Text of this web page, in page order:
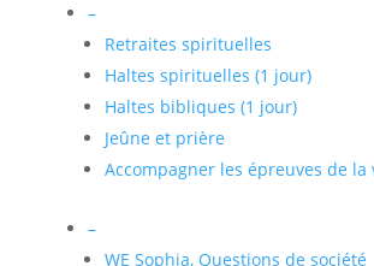
–
Retraites spirituelles
Haltes spirituelles (1 jour)
Haltes bibliques (1 jour)
Jeûne et prière
Accompagner les épreuves de la
–
WE Sophia, Questions de société